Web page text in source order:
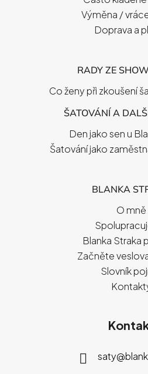
Výměna /
Doprava a
RADY ZE
Co ženy při zkoušení
ŠATOVÁNÍ A
Den jako sen u
Šatování jako
BLANKA
O mně
Blanka Straka
Začněte
Slovník
saty@